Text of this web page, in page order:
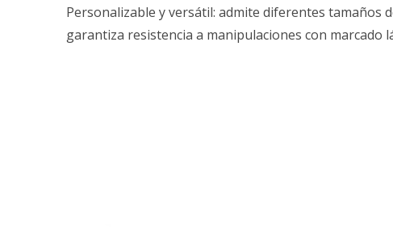
Personalizable y versátil: admite diferentes
garantiza resistencia a manipulaciones con marcado